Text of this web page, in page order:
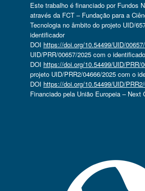
Este trabalho é financiado por Fundos
através da FCT – Fundação para a
Tecnologia no âmbito do projeto UID/
identificador
DOI https://doi.org/10.54499/UID/
UID/PRR/00657/2025 com o
DOI https://doi.org/10.54499/UID/PRR/
projeto UID/PRR2/04666/2025 com o
DOI https://doi.org/10.54499/UID/
Financiado pela União Europeia – Next